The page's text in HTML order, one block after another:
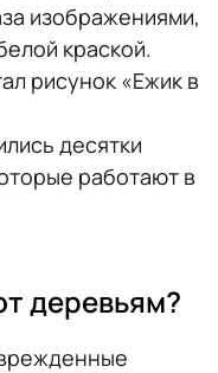
изображениями,
краской.
рисунок «Ежик в
десятки
работают в
деревьям?